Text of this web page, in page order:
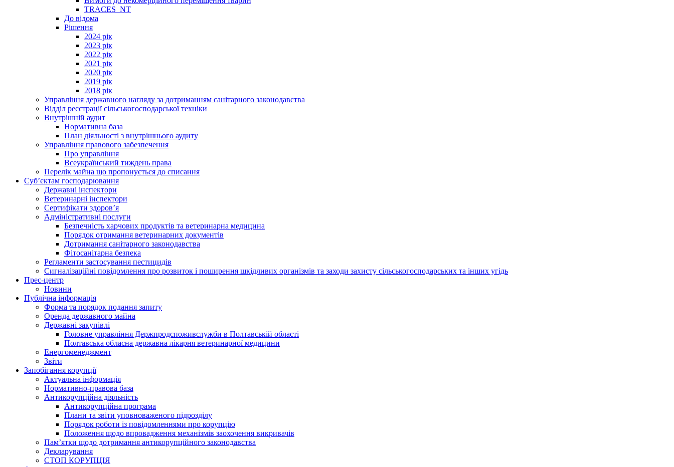
TRACES_NT
До відома
Рішення
2024 рік
2023 рік
2022 рік
2021 рік
2020 рік
2019 рік
2018 рік
Управління державного нагляду за дотриманням санітарного законодавства
Відділ реєстрації сільськогосподарської техніки
Внутрішній аудит
Нормативна база
План діяльності з внутрішнього аудиту
Управління правового забезпечення
Про управління
Всеукраїнський тиждень права
Перелік майна що пропонується до списання
Суб’єктам господарювання
Державні інспектори
Ветеринарні інспектори
Сертифікати здоров’я
Адміністративні послуги
Безпечність харчових продуктів та ветеринарна медицина
Порядок отримання ветеринарних документів
Дотримання санітарного законодавства
Фітосанітарна безпека
Регламенти застосування пестицидів
Сигналізаційні повідомлення про розвиток і поширення шкідливих організмів та заходи захисту сільськогосподарських та інших угідь
Прес-центр
Новини
Публічна інформація
Форма та порядок подання запиту
Оренда державного майна
Державні закупівлі
Головне управління Держпродспоживслужби в Полтавській області
Полтавська обласна державна лікарня ветеринарної медицини
Енергоменеджмент
Звіти
Запобігання корупції
Актуальна інформація
Нормативно-правова база
Антикорупційна діяльність
Антикорупційна програма
Плани та звіти уповноваженого підрозділу
Порядок роботи із повідомленнями про корупцію
Положення щодо впровадження механізмів заохочення викривачів
Пам’ятки щодо дотримання антикорупційного законодавства
Декларування
СТОП КОРУПЦІЯ